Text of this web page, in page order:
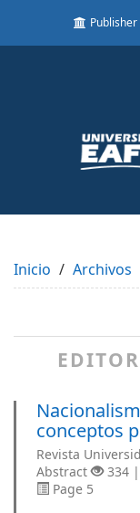
to
Content
Sidebar
Inicio Archivos
conceptos
Revista
Abstract
334 |
Page 5